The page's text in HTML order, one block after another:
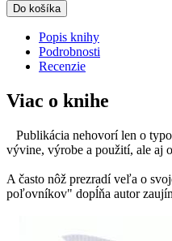
Do košíka
Popis knihy
Podrobnosti
Recenzie
Viac o knihe
Publikácia nehovorí len o
vývine, výrobe a použití, ale aj
A často nôž prezradí veľa o
poľovníkov" dopĺňa autor